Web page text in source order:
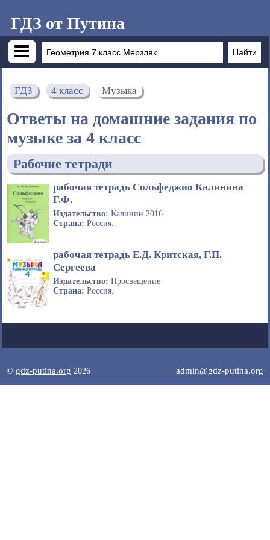
ГДЗ от Путина
ГДЗ 4 класс Музыка
Ответы на домашние задания по
музыке за 4 класс
Рабочие тетради
рабочая тетрадь Сольфеджио Калинина
Г.Ф.
Издательство: Калинин 2016
Страна: Россия.
рабочая тетрадь Е.Д. Критская, Г.П.
Сергеева
Издательство: Просвещение
Страна: Россия.
© gdz-putina.org 2026 admin@gdz-putina.org